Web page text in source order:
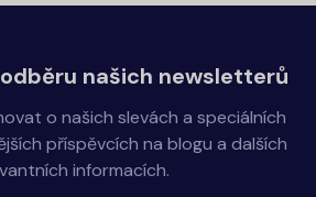
našich newsletterů
o našich slevách a speciálních
příspěvcích na blogu a dalších
informacích.